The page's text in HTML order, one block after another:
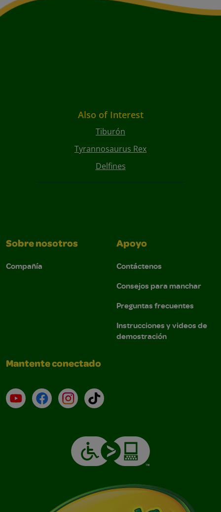
Also of Interest
Tiburón
Tyrannosaurus Rex
Delfines
Sobre nosotros
Compañía
Apoyo
Contáctenos
Consejos para manchar
Preguntas frecuentes
Instrucciones y videos de
demostración
Mantente conectado
YouTube (en inglés)
Facebook (en inglés)
Instagram (en inglés)
TikTok